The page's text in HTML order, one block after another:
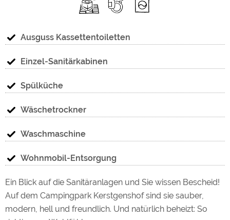
Ausguss Kassettentoiletten
Einzel-Sanitärkabinen
Spülküche
Wäschetrockner
Waschmaschine
Wohnmobil-Entsorgung
Ein Blick auf die Sanitäranlagen und Sie wissen Bescheid!
Auf dem Campingpark Kerstgenshof sind sie sauber,
modern, hell und freundlich. Und natürlich beheizt: So